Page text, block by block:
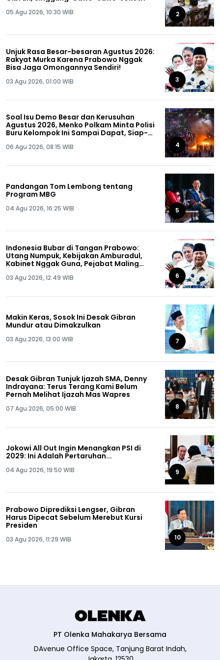
05 Agu 2026, 10:30 WIB 2
Unjuk Rasa Besar-besaran Agustus 2026:
Rakyat Murka Karena Prabowo Nggak
Bisa Jaga Omongannya Sendiri!
03 Agu 2026, 01:00 WIB 3
Soal Isu Demo Besar dan Kerusuhan
Agustus 2026, Menko Polkam Minta Polisi
Buru Kelompok Ini Sampai Dapat, Siap-
06 Agu 2026, 08:15 WIB 4
Pandangan Tom Lembong tentang
Program MBG
04 Agu 2026, 16:25 WIB 5
Indonesia Bubar di Tangan Prabowo:
Utang Numpuk, Kebijakan Amburadul,
Kabinet Nggak Guna, Pejabat Maling
03 Agu 2026, 12:49 WIB 6
Makin Keras, Sosok Ini Desak Gibran
Mundur atau Dimakzulkan
03 Agu 2026, 13:00 WIB 7
Desak Gibran Tunjuk Ijazah SMA, Denny
Indrayana: Terus Terang Kami Belum
Pernah Melihat Ijazah Mas Wapres
07 Agu 2026, 05:00 WIB 8
Jokowi All Out Ingin Menangkan PSI di
2029: Ini Adalah Pertaruhan...
04 Agu 2026, 19:50 WIB 9
Prabowo Diprediksi Lengser, Gibran
Harus Dipecat Sebelum Merebut Kursi
Presiden
03 Agu 2026, 11:29 WIB 10
PT Olenka Mahakarya Bersama
DAvenue Office Space, Tanjung Barat Indah,